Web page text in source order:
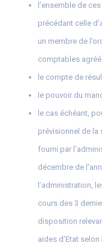
l’ensemble de
précédant celle
un membre de
comptables
le compte de
le pouvoir du
le cas échéant,
prévisionnel de la
fourni par
décembre de
l’administration,
cours des 3
disposition
aides d’Etat